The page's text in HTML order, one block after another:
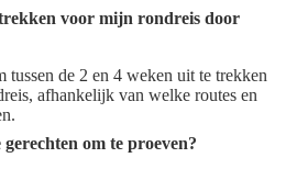
voor mijn rondreis door
tussen de 2 en 4 weken uit te trekken
afhankelijk van welke routes en
om te proeven?